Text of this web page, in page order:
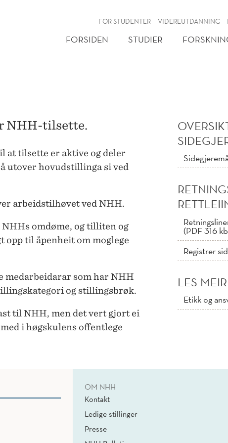
FOR STUDENTER VIDEREUTDANNING
FORSIDEN STUDIER
NHH-tilsette.
at tilsette er aktive og deler
utover hovudstillinga si ved
arbeidstilhøvet ved NHH.
omdøme, og tilliten og
til åpenheit om moglege
medarbeidarar som har NHH
og stillingsbrøk.
til NHH, men det vert gjort ei
i høgskulens offentlege
(PDF 316
Registrer
LES MEIR
Etikk og
OM NHH
Kontakt
Ledige stillinger
Presse